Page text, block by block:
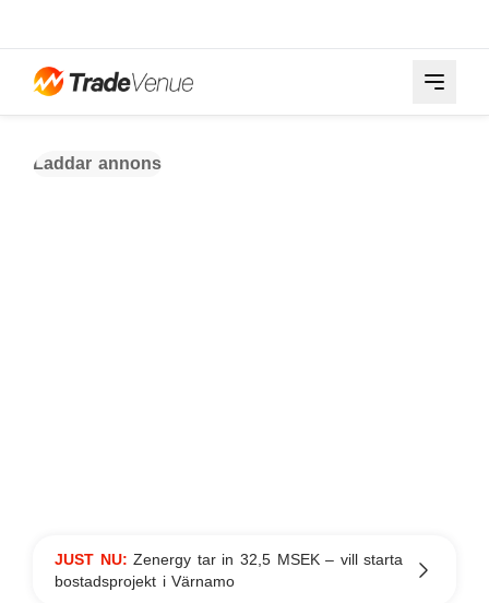
Laddar annons
JUST NU:Zenergy tar in 32,5 MSEK – vill starta
bostadsprojekt i Värnamo